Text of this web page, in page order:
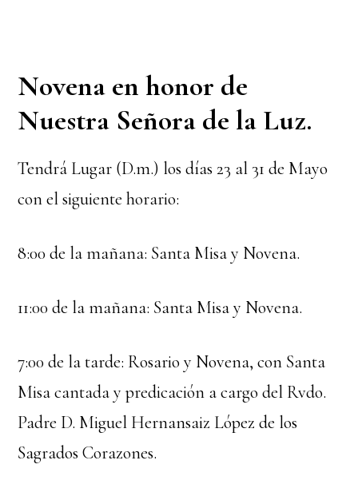
Novena en honor de
Nuestra Señora de la Luz.
Tendrá Lugar (D.m.) los días 23 al 31 de Mayo
con el siguiente horario:
8:00 de la mañana: Santa Misa y Novena.
11:00 de la mañana: Santa Misa y Novena.
7:00 de la tarde: Rosario y Novena, con Santa
Misa cantada y predicación a cargo del Rvdo.
Padre D. Miguel Hernansaiz López de los
Sagrados Corazones.